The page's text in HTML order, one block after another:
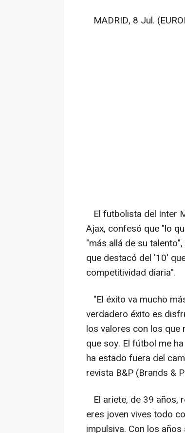
MADRID, 8 Jul.
El futbolista del Inter
Ajax, confesó que "lo
"más allá de su
que destacó del '10'
competitividad diaria".
"El éxito va mucho
verdadero éxito es
los valores con los que
que soy. El fútbol me
ha estado fuera del
revista B&P (Brands &
El ariete, de 39 años,
eres joven vives todo
impulsiva. Con los